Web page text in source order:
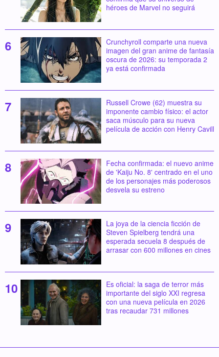
héroes de Marvel no seguirá
Crunchyroll comparte una nueva
imagen del gran anime de fantasía
oscura de 2026: su temporada 2
ya está confirmada
Russell Crowe (62) muestra su
imponente cambio físico: el actor
saca músculo para su nueva
película de acción con Henry Cavill
Fecha confirmada: el nuevo anime
de 'Kaiju No. 8' centrado en el uno
de los personajes más poderosos
desvela su estreno
La joya de la ciencia ficción de
Steven Spielberg tendrá una
esperada secuela 8 después de
arrasar con 600 millones en cines
Es oficial: la saga de terror más
importante del siglo XXI regresa
con una nueva película en 2026
tras recaudar 731 millones